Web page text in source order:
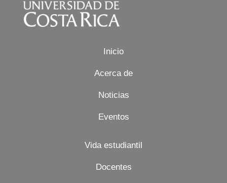
Inicio
Acerca de
Noticias
Eventos
Vida estudiantil
Docentes